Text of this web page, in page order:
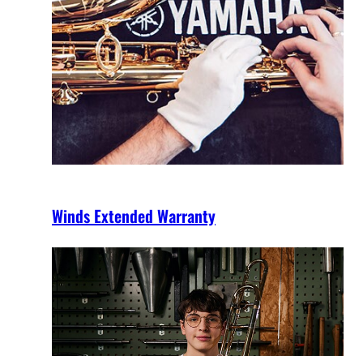
Winds Extended Warranty